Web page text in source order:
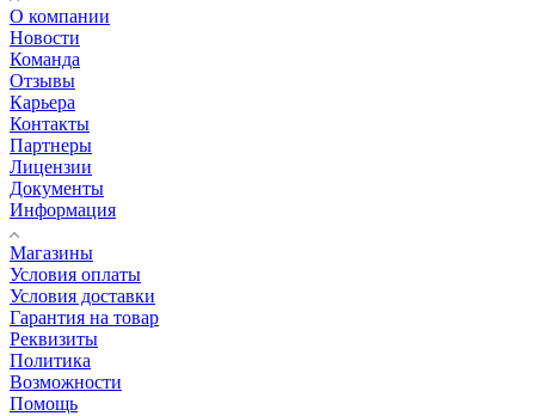
О компании
Новости
Команда
Отзывы
Карьера
Контакты
Партнеры
Лицензии
Документы
Информация
Магазины
Условия оплаты
Условия доставки
Гарантия на товар
Реквизиты
Политика
Возможности
Помощь